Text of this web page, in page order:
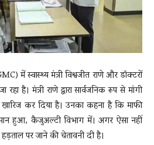
में स्वास्थ्य मंत्री विश्वजीत राणे और डॉक्टरों
है। मंत्री राणे द्वारा सार्वजनिक रूप से मांगी
कर दिया है। उनका कहना है कि माफी
हुआ, कैजुअल्टी विभाग में। अगर ऐसा नहीं
पर जाने की चेतावनी दी है।